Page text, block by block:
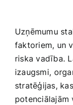
Uzņēmumu
faktoriem, un
riska vadība.
izaugsmi,
stratēģijas,
potenciālajām